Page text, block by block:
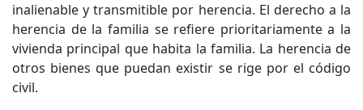
inalienable y transmitible por herencia. El derecho a la
herencia de la familia se refiere prioritariamente a la
vivienda principal que habita la familia. La herencia de
otros bienes que puedan existir se rige por el código
civil.